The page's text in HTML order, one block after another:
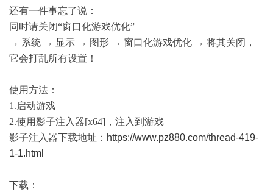
还有一件事忘了说：
同时请关闭“窗口化游戏优化”
→ 系统 → 显示 → 图形 → 窗口化游戏优化 → 将其关闭，
它会打乱所有设置！
使用方法：
1.启动游戏
2.使用影子注入器[x64]，注入到游戏
影子注入器下载地址： https://www.pz880.com/thread-419-
1-1.html
下载：